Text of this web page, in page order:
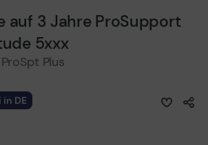
auf 3 Jahre ProSupport
5xxx
Plus
DE